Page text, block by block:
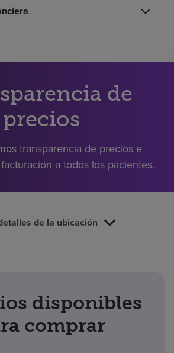
de
precios
transparencia de precios e
a todos los pacientes.
de la ubicación
disponibles
comprar